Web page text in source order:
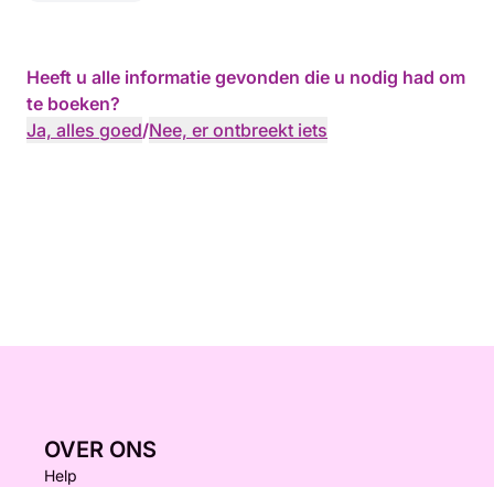
Heeft u alle informatie gevonden die u nodig had om
te boeken?
Ja, alles goed/Nee, er ontbreekt iets
OVER ONS
Help